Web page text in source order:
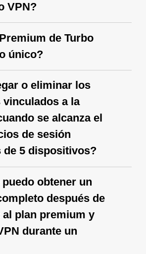
VPN?
de Turbo
único?
o eliminar los
a la
se alcanza el
de sesión
de 5 dispositivos?
obtener un
después de
plan premium y
durante un